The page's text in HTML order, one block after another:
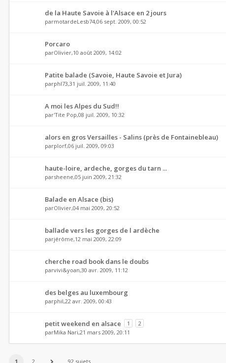
de la Haute Savoie à l'Alsace en 2 jours
parmotardeLesb74,06 sept. 2009, 00:52
Porcaro
parOlivier,10 août 2009, 14:02
Patite balade (Savoie, Haute Savoie et Jura)
parphl73,31 juil. 2009, 11:40
A moi les Alpes du Sud!!
par'Tite Pop,08 juil. 2009, 10:32
alors en gros Versailles - Salins (près de Fontainebleau)
parplorf,06 juil. 2009, 09:03
haute-loire, ardeche, gorges du tarn ...
parsheene,05 juin 2009, 21:32
Balade en Alsace (bis)
parOlivier,04 mai 2009, 20:52
ballade vers les gorges de l ardèche
parjérôme,12 mai 2009, 22:09
cherche road book dans le doubs
parvivi&yoan,30 avr. 2009, 11:12
des belges au luxembourg
parphil,22 avr. 2009, 00:43
petit weekend en alsace 1
2
parMika Nari,21 mars 2009, 20:11
1 2 92 sujets